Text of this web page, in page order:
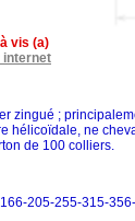
vis (a)
internet
zingué ;
hélicoïdale, ne
de 100 colliers.
205-255-315-